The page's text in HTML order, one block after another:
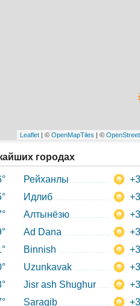
Leaflet | ©OpenMapTiles | ©
городах
Рейханлы
Идлиб
Алтынёзю
Ad Dana
Binnish
Uzunkavak
Jisr ash Shughur
Saraqib